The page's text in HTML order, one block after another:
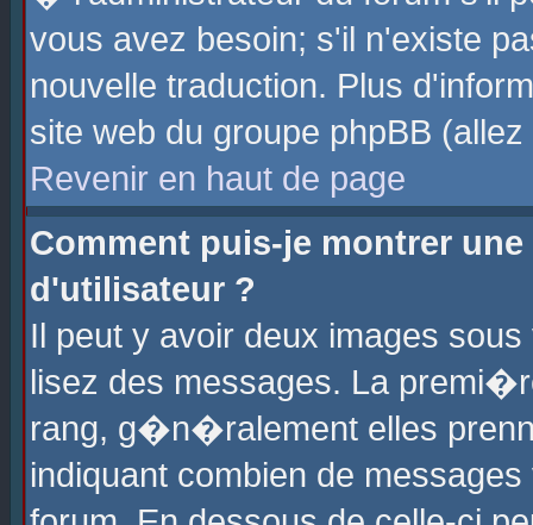
vous avez besoin; s'il n'existe
nouvelle traduction. Plus
site web du groupe phpBB
Revenir en haut de page
Comment puis-je montrer
d'utilisateur ?
Il peut y avoir deux images
lisez des messages. La
rang, g�n�ralement elles
indiquant combien de